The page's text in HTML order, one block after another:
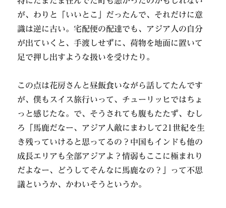
が、わりと「いいとこ」だったんで、それだけに意
識は逆に古い。宅配便の配達でも、アジア人の自分
が出ていくと、手渡しせずに、荷物を地面に置いて
足で押し出すような扱いを受けたり。
この点は花房さんと昼飯食いながら話してたんです
が、僕もスイス旅行いって、チューリッヒではちょ
っと感じたな。で、そうされても腹もたたず、むし
ろ「馬鹿だなー、アジア人敵にまわして21世紀を生
き残っていけると思ってるの？中国もインドも他の
成長エリアも全部アジアよ？情弱もここに極まれり
だよなー、どうしてそんなに馬鹿なの？」って不思
議というか、かわいそうというか。